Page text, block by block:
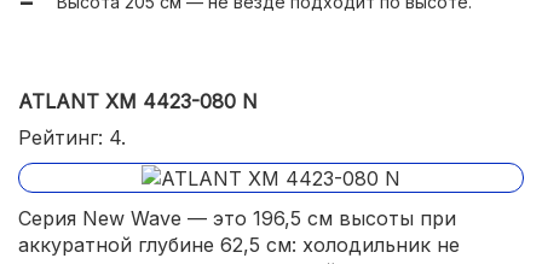
ATLANT ХМ 4423-080 N
Рейтинг: 4.
Серия New Wave — это 196,5 см высоты при
аккуратной глубине 62,5 см: холодильник не